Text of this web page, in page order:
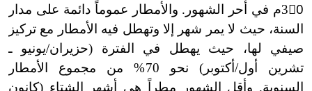
30ْم في أحر الشهور. والأمطار عموماً دائمة على مدار
السنة، حيث لا يمر شهر إلا وتهطل فيه الأمطار مع تركيز
صيفي لها، حيث يهطل في الفترة (حزيران/يونيو ـ
تشرين أول/أكتوبر) نحو 70% من مجموع الأمطار
السنوية. وأقل الشهور مطراً هي أشهر الشتاء (كانون